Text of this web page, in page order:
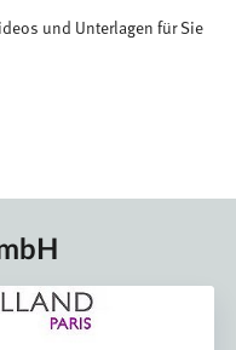
und Unterlagen für Sie